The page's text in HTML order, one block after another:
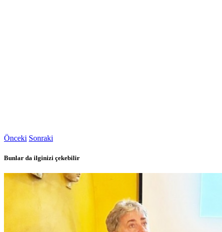
Önceki Sonraki
Bunlar da ilginizi çekebilir